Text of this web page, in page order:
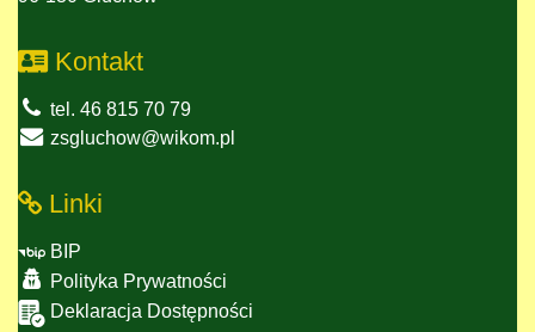
Kontakt
tel. 46 815 70 79
zsgluchow@wikom.pl
Linki
BIP
Polityka Prywatności
Deklaracja Dostępności